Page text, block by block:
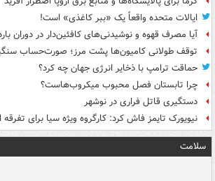
ایالات متحده واقعاً یک «ببر کاغذی» است!
آیا مصرف قهوه و نوشیدنی‌های کافئین‌دار در دوران
توقف طولانی کامیون‌ها پشت مرز؛ صورت‌حساب
حماقت ترامپ با ذخایر انرژی جهان چه کرد؟
چرا تابستان فصل محبوب میکروب‌هاست؟
دستگیری قاتل فراری در نوشهر
نیویورک تایمز فاش کرد: کارگروه ویژه سیا برای تفرقه
سلامت